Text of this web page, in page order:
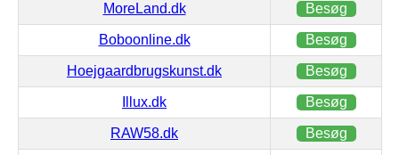
MoreLand.dk Besøg
Boboonline.dk Besøg
Hoejgaardbrugskunst.dk Besøg
Illux.dk Besøg
RAW58.dk Besøg